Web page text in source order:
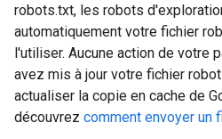
robots.txt, les robots
automatiquement votre fichier
l'utiliser. Aucune action de votre
avez mis à jour votre fichier
actualiser la copie en cache de
découvrez comment envoyer un